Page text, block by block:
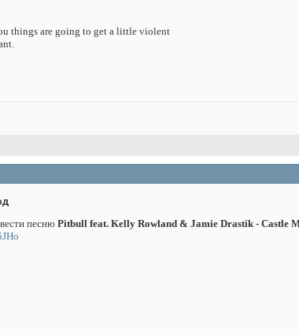
things are going to get a little violent
песню Pitbull feat. Kelly Rowland & Jamie Drastik - Castle